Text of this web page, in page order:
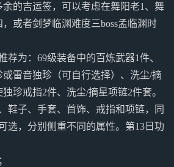
的吉运签，可以考虑在舞阳老1、舞
或者剑梦临渊难度三boss孟临渊时
荐为：69级装备中的百炼武器1件、
雷音独珍（可自行选择）、洗尘/摘
珍戒指2件、洗尘/摘星项链2件套。
鞋子、手套、首饰、戒指和项链，同
选，分别侧重不同的属性。第13日功